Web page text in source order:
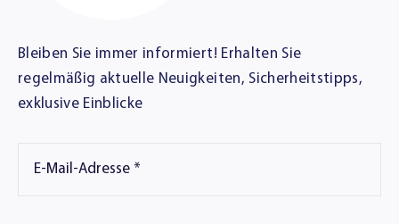
Bleiben Sie immer informiert! Erhalten Sie
regelmäßig aktuelle Neuigkeiten, Sicherheitstipps,
exklusive Einblicke